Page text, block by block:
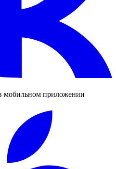
мобильном приложении